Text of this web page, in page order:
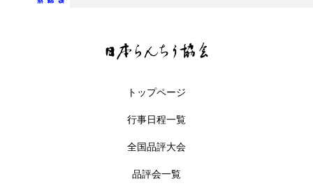
トップページ
行事日程一覧
全国品評大会
品評会一覧